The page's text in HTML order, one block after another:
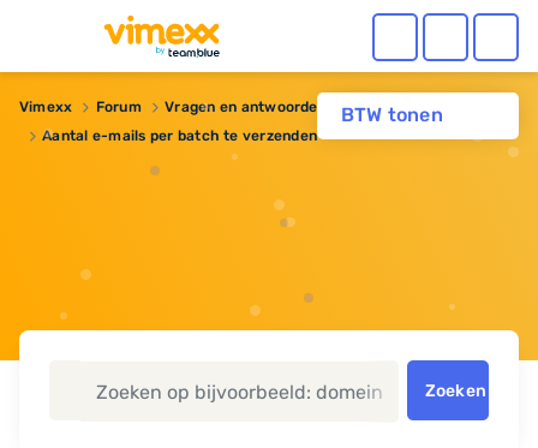
BTW tonen
Vimexx Forum Vragen en antwoorden
Webhosting
Aantal e-mails per batch te verzenden
Zoeken